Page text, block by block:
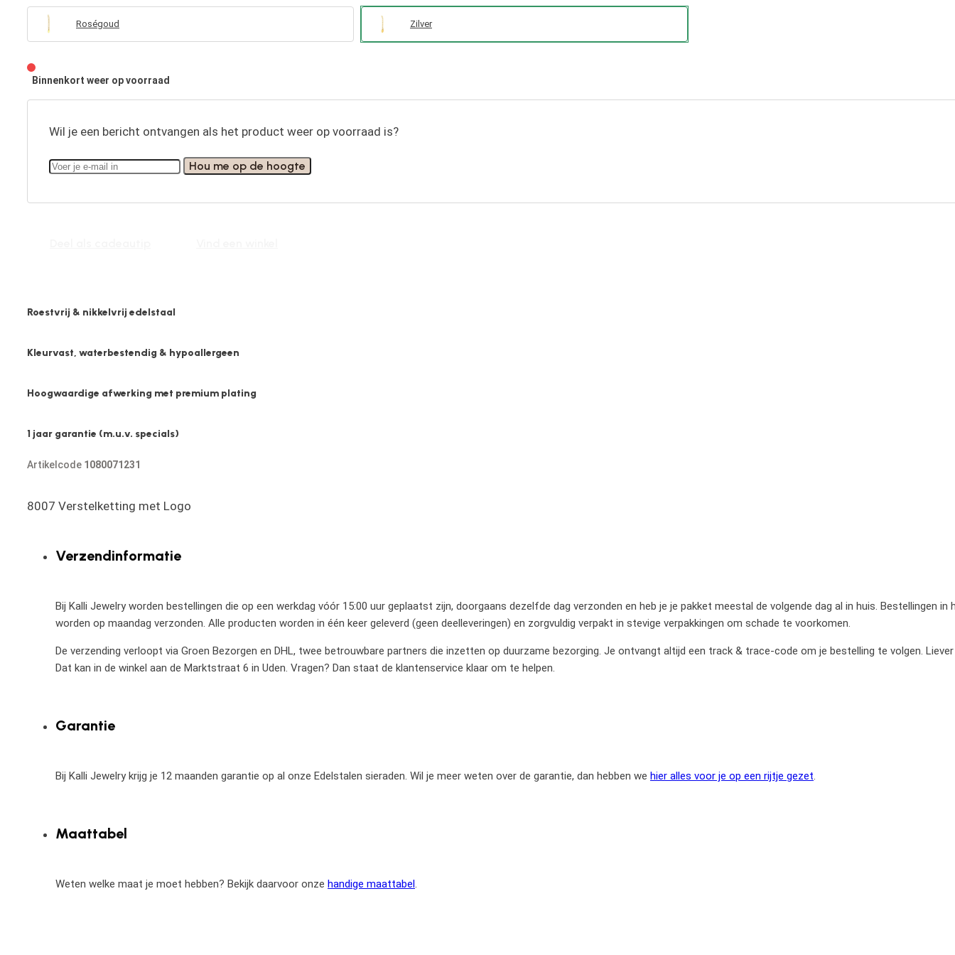
Roségoud Zilver
Binnenkort weer op voorraad
Wil je een bericht ontvangen als het product weer op voorraad is?
Hou me op de hoogte
Roestvrij & nikkelvrij edelstaal
Kleurvast, waterbestendig & hypoallergeen
Hoogwaardige afwerking met premium plating
1 jaar garantie (m.u.v. specials)
Artikelcode 1080071231
8007 Verstelketting met Logo
Verzendinformatie
Bij Kalli Jewelry worden bestellingen die op een werkdag vóór 15:00 uur geplaatst zijn, doorgaans dezelfde dag verzonden en heb je je pakket meestal de volgende dag al in huis. Bestellingen in
worden op maandag verzonden. Alle producten worden in één keer geleverd (geen deelleveringen) en zorgvuldig verpakt in stevige verpakkingen om schade te voorkomen.
De verzending verloopt via Groen Bezorgen en DHL, twee betrouwbare partners die inzetten op duurzame bezorging. Je ontvangt altijd een track & trace-code om je bestelling te volgen.
Dat kan in de winkel aan de Marktstraat 6 in Uden. Vragen? Dan staat de klantenservice klaar om te helpen.
Garantie
Bij Kalli Jewelry krijg je 12 maanden garantie op al onze Edelstalen sieraden. Wil je meer weten over de garantie, dan hebben we hier alles voor je op een rijtje gezet.
Maattabel
Weten welke maat je moet hebben? Bekijk daarvoor onze handige maattabel.